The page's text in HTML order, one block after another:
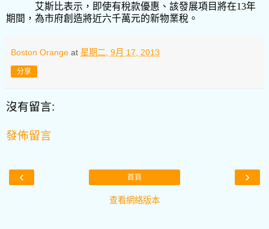
艾斯比表示，即使有稅款優惠、該發展項目將在13年
期間，為市府創造將近六千萬元的新物業稅。
Boston Orange at 星期二, 9月 17, 2013
分享
沒有留言:
發佈留言
‹ ›
首頁
查看網絡版本